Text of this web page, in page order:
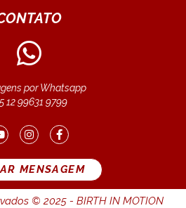
por Whatsapp
12 99631 9799
MENSAGEM
© 2025 - BIRTH IN MOTION